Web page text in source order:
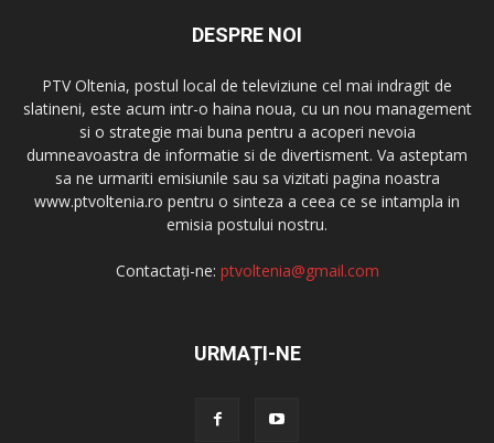
DESPRE NOI
PTV Oltenia, postul local de televiziune cel mai indragit de
slatineni, este acum intr-o haina noua, cu un nou management
si o strategie mai buna pentru a acoperi nevoia
dumneavoastra de informatie si de divertisment. Va asteptam
sa ne urmariti emisiunile sau sa vizitati pagina noastra
www.ptvoltenia.ro pentru o sinteza a ceea ce se intampla in
emisia postului nostru.
Contactați-ne: ptvoltenia@gmail.com
URMAȚI-NE